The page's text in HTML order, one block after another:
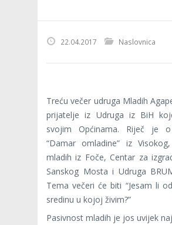
22.04.2017 Naslovnica
Treću večer udruga Mladih
prijatelje iz Udruga iz BiH
svojim Općinama. Riječ je o
“Damar omladine” iz
mladih iz Foče, Centar za
Sanskog Mosta i Udruga
Tema večeri će biti “Jesam li
sredinu u kojoj živim?”
Pasivnost mladih je jos uvijek